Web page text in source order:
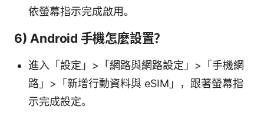
依螢幕指示完成啟用。
6) Android 手機怎麼設置？
進入「設定」>「網路與網路設定」>「手機網
路」>「新增行動資料與 eSIM」，跟著螢幕指
示完成設定。